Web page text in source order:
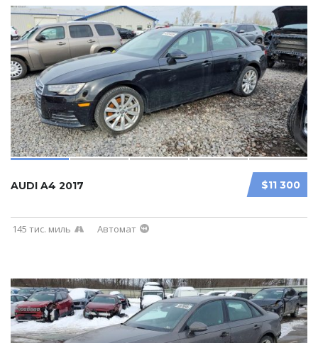
$11 300
AUDI A4 2017
145 тис. миль Автомат